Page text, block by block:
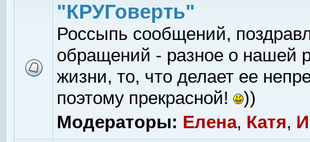
"КРУГоверть"
Россыпь сообщений,
обращений - разное о нашей
жизни, то, что делает ее
поэтому прекрасной!
))
Модераторы: Елена, Катя,